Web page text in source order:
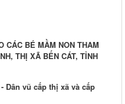
CÁC BÉ MẦM NON THAM
THỊ XÃ BẾN CÁT, TỈNH
Dân vũ cấp thị xã và cấp